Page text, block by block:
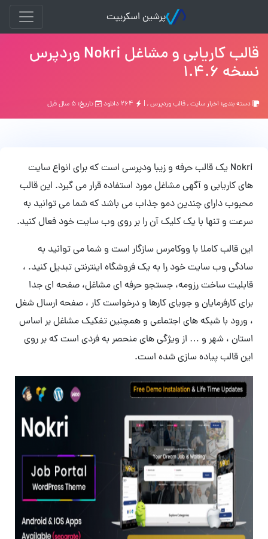
پرشین اسکریپت
قالب کاریابی و مشاغل Nokri وردپرس
نسخه 1.4.6
دسته بندی: اخبار سایت,قالب وردپرس, | تاریخ: ۵ سال قبل
Nokri یک قالب حرفه و زیبا ودپرسی است که برای انواع سایت
های کاریابی و آگهی مشاغل مورد استفاده قرار می گیرد. این قالب
محبوب دارای چندین دمو جذاب می باشد که شما می توانید به
سرعت و تنها با یک کلیک آن را بر روی وب سایت خود فعال کنید.
این قالب کاملا با ووکامرس سازگار است و شما می توانید به
سادگی وب سایت خود را به یک فروشگاه اینترنتی تبدیل کنید. ،
قابلیت ساخت رزومه، جستجو حرفه ای مشاغل، صفحه ای جدا
برای کارفرمایان و جویای کارها و درخواست کار ، صفحه ارسال شغل
، ورود با شبکه های اجتماعی و همچنین تفکیک مشاغل بر اساس
استان ، شهر و … از ویژگی های منحصر به فردی است که بر روی
این قالب پیاده سازی شده است.